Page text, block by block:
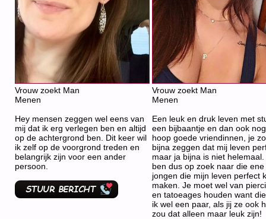
Vrouw zoekt Man
Menen
Hey mensen zeggen wel eens van
mij dat ik erg verlegen ben en altijd
op de achtergrond ben. Dit keer wil
ik zelf op de voorgrond treden en
belangrijk zijn voor een ander
persoon.
Vrouw zoekt Man
Menen
Een leuk en druk leven met
een bijbaantje en dan ook
hoop goede vriendinnen, je
bijna zeggen dat mij leven
maar ja bijna is niet helemaal.
ben dus op zoek naar die
jongen die mijn leven perfect
maken. Je moet wel van
en tatoeages houden want
ik wel een paar, als jij ze ook
zou dat alleen maar leuk zijn!